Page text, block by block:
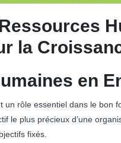
la
en
un rôle essentiel dans le bon
le plus précieux d’une
fixés.